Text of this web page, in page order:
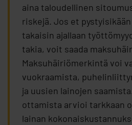
aina taloudellinen
riskejä. Jos et
takaisin ajallaan
takia, voit saada
Maksuhäiriömerkintä voi
vuokraamista,
ja uusien lainojen
ottamista arvioi tarkkaan
lainan